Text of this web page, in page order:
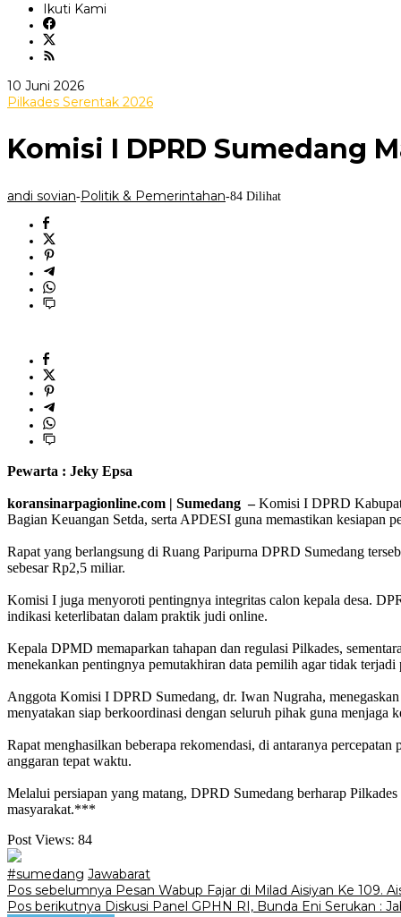
Ikuti Kami
10 Juni 2026oleh
andi
Pilkades Serentak 2026
‎Komisi I DPRD Sumedang
andi sovian-Politik & Pemerintahan-84 Dilihat
Pewarta : Jeky Epsa
‎koransinarpagionline.com | Sumedang –Komisi I DPRD
Bagian Keuangan Setda, serta APDESI guna memastikan kesiapan
‎Rapat yang berlangsung di Ruang Paripurna DPRD Sumedang
sebesar Rp2,5 miliar.
‎Komisi I juga menyoroti pentingnya integritas calon kepala desa.
indikasi keterlibatan dalam praktik judi online.
‎Kepala DPMD memaparkan tahapan dan regulasi Pilkades,
menekankan pentingnya pemutakhiran data pemilih agar tidak
‎Anggota Komisi I DPRD Sumedang, dr. Iwan Nugraha,
menyatakan siap berkoordinasi dengan seluruh pihak guna menjaga
‎Rapat menghasilkan beberapa rekomendasi, di antaranya
anggaran tepat waktu.
‎Melalui persiapan yang matang, DPRD Sumedang berharap
masyarakat.***
Post Views: 84
#sumedang Jawabarat
Navigasi
Pos sebelumnya ‎Pesan Wabup Fajar di Milad Aisiyan Ke 109.
Pos berikutnya ‎Diskusi Panel GPHN RI, Bunda Eni Serukan :